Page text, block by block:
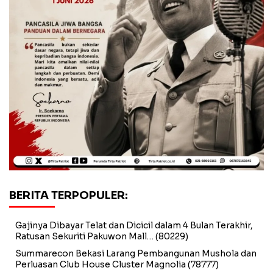
BERITA TERPOPULER:
Gajinya Dibayar Telat dan Dicicil dalam 4 Bulan Terakhir,
Ratusan Sekuriti Pakuwon Mall… (80229)
Summarecon Bekasi Larang Pembangunan Mushola dan
Perluasan Club House Cluster Magnolia (78777)